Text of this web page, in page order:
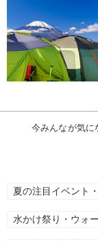
今みんなが気に
夏の注目イベント
水かけ祭り・ウォ